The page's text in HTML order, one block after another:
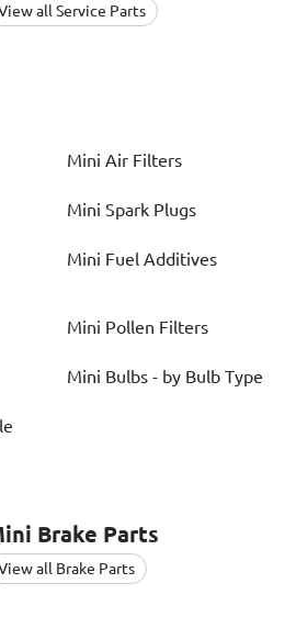
all Service Parts
Mini Air Filters
Mini Spark Plugs
Mini Fuel Additives
Mini Pollen Filters
Mini Bulbs - by Bulb Type
Brake Parts
all Brake Parts